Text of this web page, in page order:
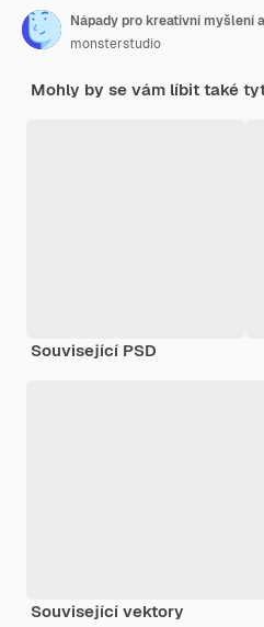
monsterstudio
Mohly by se vám líbit také
Související PSD
Související vektory